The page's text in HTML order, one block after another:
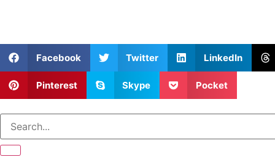
Facebook Twitter LinkedIn
Pinterest Skype Pocket